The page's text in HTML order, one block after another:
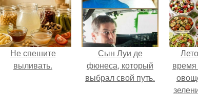
Не спешите
выливать.
Сын Луи де
фюнеса, который
выбрал свой путь.